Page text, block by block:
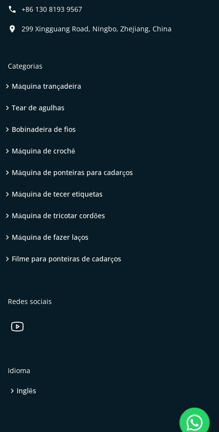
+86 130 8193 9567
299 Xingguang Road, Ningbo, Zhejiang, China
Categorias
Máquina trançadeira
Tear de agulhas
Bobinadeira de fios
Máquina de crochê
Máquina de ponteiras para cadarços
Máquina de tecer etiquetas
Máquina de tricotar cordões
Máquina de fazer laços
Filme para ponteiras de cadarços
Redes sociais
Idioma
Inglês